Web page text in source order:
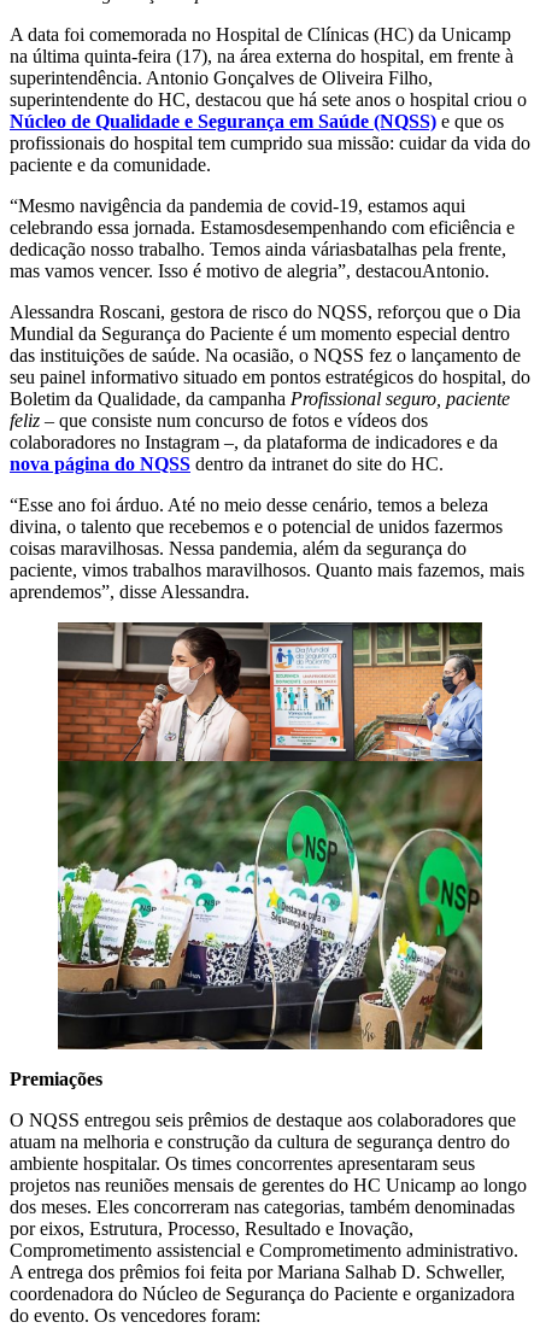
A data foi comemorada no Hospital de Clínicas (HC) da Unicamp
na última quinta-feira (17), na área externa do hospital, em frente à
superintendência. Antonio Gonçalves de Oliveira Filho,
superintendente do HC, destacou que há sete anos o hospital criou o
Núcleo de Qualidade e Segurança em Saúde (NQSS) e que os
profissionais do hospital tem cumprido sua missão: cuidar da vida do
paciente e da comunidade.
“Mesmo navigência da pandemia de covid-19, estamos aqui
celebrando essa jornada. Estamosdesempenhando com eficiência e
dedicação nosso trabalho. Temos ainda váriasbatalhas pela frente,
mas vamos vencer. Isso é motivo de alegria”, destacouAntonio.
Alessandra Roscani, gestora de risco do NQSS, reforçou que o Dia
Mundial da Segurança do Paciente é um momento especial dentro
das instituições de saúde. Na ocasião, o NQSS fez o lançamento de
seu painel informativo situado em pontos estratégicos do hospital, do
Boletim da Qualidade, da campanha Profissional seguro, paciente
feliz – que consiste num concurso de fotos e vídeos dos
colaboradores no Instagram –, da plataforma de indicadores e da
nova página do NQSS dentro da intranet do site do HC.
“Esse ano foi árduo. Até no meio desse cenário, temos a beleza
divina, o talento que recebemos e o potencial de unidos fazermos
coisas maravilhosas. Nessa pandemia, além da segurança do
paciente, vimos trabalhos maravilhosos. Quanto mais fazemos, mais
aprendemos”, disse Alessandra.
Premiações
O NQSS entregou seis prêmios de destaque aos colaboradores que
atuam na melhoria e construção da cultura de segurança dentro do
ambiente hospitalar. Os times concorrentes apresentaram seus
projetos nas reuniões mensais de gerentes do HC Unicamp ao longo
dos meses. Eles concorreram nas categorias, também denominadas
por eixos, Estrutura, Processo, Resultado e Inovação,
Comprometimento assistencial e Comprometimento administrativo.
A entrega dos prêmios foi feita por Mariana Salhab D. Schweller,
coordenadora do Núcleo de Segurança do Paciente e organizadora
do evento. Os vencedores foram: